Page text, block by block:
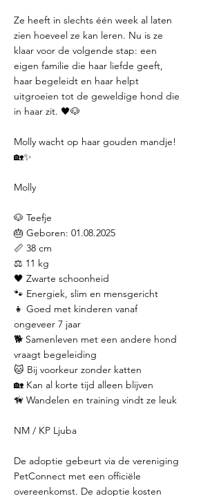
Ze heeft in slechts één week al laten
zien hoeveel ze kan leren. Nu is ze
klaar voor de volgende stap: een
eigen familie die haar liefde geeft,
haar begeleidt en haar helpt
uitgroeien tot de geweldige hond die
in haar zit. 🖤🐶
Molly wacht op haar gouden mandje!
🏡✨
Molly
🐶 Teefje
🎂 Geboren: 01.08.2025
📏 38 cm
⚖️ 11 kg
🖤 Zwarte schoonheid
🐾 Energiek, slim en mensgericht
👧 Goed met kinderen vanaf
ongeveer 7 jaar
🐕 Samenleven met een andere hond
vraagt begeleiding
🐱 Bij voorkeur zonder katten
🏡 Kan al korte tijd alleen blijven
🦮 Wandelen en training vindt ze leuk
NM / KP Ljuba
De adoptie gebeurt via de vereniging
PetConnect met een officiële
overeenkomst. De adoptie kosten